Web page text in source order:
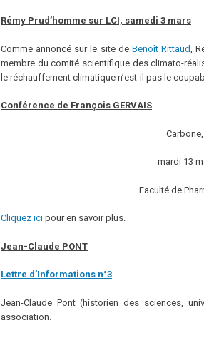
Rémy Prud’homme sur LCI, samedi 3 mars
Comme annoncé sur le site de Benoît Rittaud ,
membre du comité scientifique des climato-
le réchauffement climatique n’est-il pas le
Conférence de François GERVAIS
mardi 13
Faculté de
Cliquez ici pour en savoir plus.
Jean-Claude PONT
Lettre d’Informations n°3
Jean-Claude Pont (historien des sciences,
association.